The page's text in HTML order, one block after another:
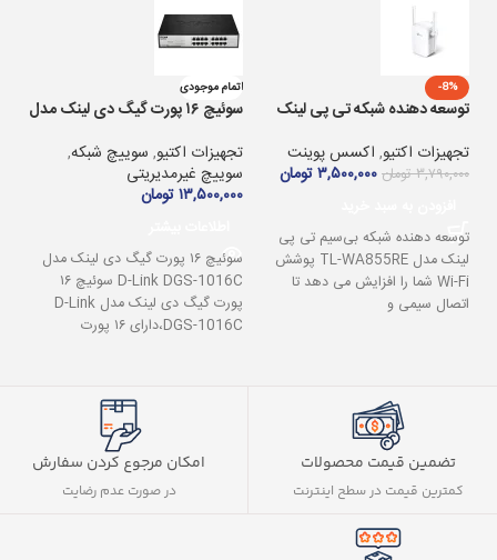
-8%
توسعه دهنده شبکه تی پی لینک
تجهیزات اکتیو, اکسس پوینت
۳,۷۹۰,۰۰۰تومان۳,۵۰۰,۰۰۰تومان
توسعه دهنده شبکه بی‌سیم تی پی
لینک مدل TL-WA855RE پوشش
Wi-Fi شما را افزایش می دهد تا
اتصال سیمی و
اتمام موجودی
سوئیچ ۱۶ پورت گیگ دی لینک مدل
تجهیزات اکتیو, سوییچ شبکه,
سوییچ غیرمدیریتی
۱۳,۵۰۰,۰۰۰تومان
سوئیچ ۱۶ پورت گیگ دی لینک مدل
D-Link DGS-1016C سوئیچ ۱۶
پورت گیگ دی لینک مدل D-Link
DGS-1016C،دارای ۱۶ پورت
تضمین قیمت محصولات
کمترین قیمت در سطح اینترنت
امکان مرجوع کردن سفارش
در صورت عدم رضایت